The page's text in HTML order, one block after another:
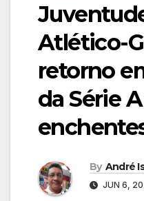
Atlético-
retorno
da Série
By André
JUN 6,